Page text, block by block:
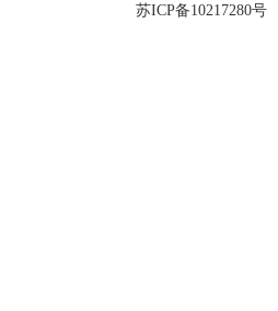
苏ICP备10217280号